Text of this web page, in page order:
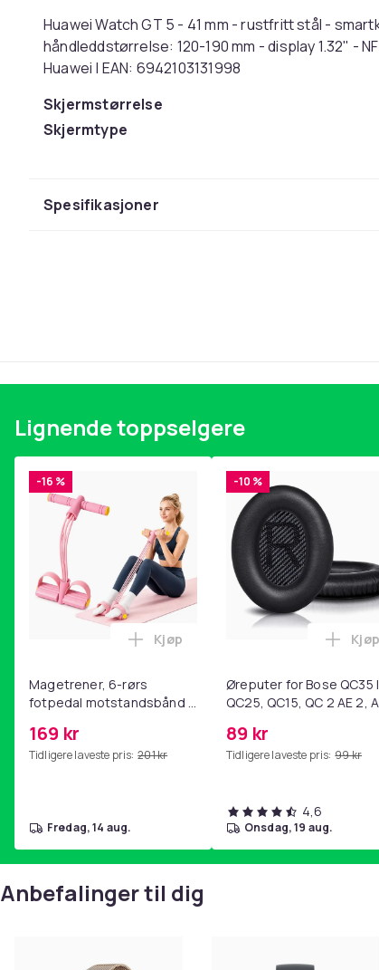
Huawei Watch GT 5 - 41 mm - rustfritt stål -
håndleddstørrelse: 120-190 mm - display 1.32" -
Huawei | EAN: 6942103131998
Skjermstørrelse
Skjermtype
Produktsikkerhetsinformasjon
Spesifikasjoner
Lignende toppselgere
-16 %
Magetrener, 6-rørs
fotpedal motstandsbånd -
yoga og
hjemmegymnastikk Pink
169 kr
Tidligere laveste pris: 201 kr
Legg Magetrener, 6-rørs fotpedal
Kjøp
fredag, 14 aug.
-10 %
Øreputer for Bose QC35
QC25, QC15, QC 2 AE 2,
SoundLink Black
89 kr
Tidligere laveste pris: 99 kr
Kjøp
4,6
onsdag, 19 aug.
Anbefalinger til dig